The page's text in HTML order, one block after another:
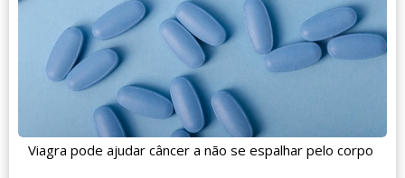
Viagra pode ajudar câncer a não se espalhar pelo corpo